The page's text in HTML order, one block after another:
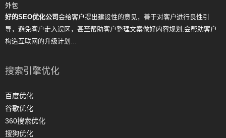
外包
好的SEO优化公司会给客户提出建设性的意见，善于对客户进行良性引
导，避免客户走入误区，甚至帮助客户整理文案做好内容规划,会帮助客户
构造互联网的升级计划...
搜索引擎优化
百度优化
谷歌优化
360搜索优化
搜狗优化